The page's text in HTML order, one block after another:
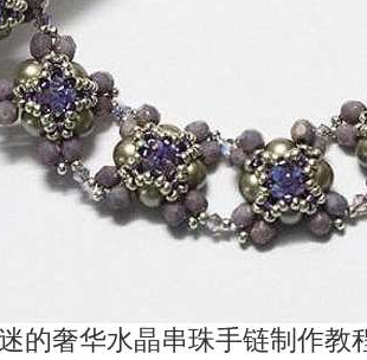
的奢华水晶串珠手链制作教